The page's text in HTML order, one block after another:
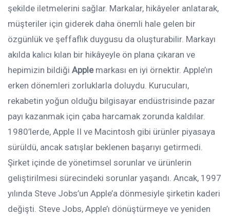
şekilde iletmelerini sağlar. Markalar, hikâyeler anlatarak,
müşteriler için giderek daha önemli hale gelen bir
özgünlük ve şeffaflık duygusu da oluşturabilir. Markayı
akılda kalıcı kılan bir hikâyeyle ön plana çıkaran ve
hepimizin bildiği Applemarkası en iyi örnektir. Apple’ın
erken dönemleri zorluklarla doluydu. Kurucuları,
rekabetin yoğun olduğu bilgisayar endüstrisinde pazar
payı kazanmak için çaba harcamak zorunda kaldılar.
1980’lerde, Apple II ve Macintosh gibi ürünler piyasaya
sürüldü, ancak satışlar beklenen başarıyı getirmedi.
Şirket içinde de yönetimsel sorunlar ve ürünlerin
geliştirilmesi sürecindeki sorunlar yaşandı. Ancak, 1997
yılında Steve Jobs’un Apple’a dönmesiyle şirketin kaderi
değişti. Steve Jobs, Apple’ı dönüştürmeye ve yeniden